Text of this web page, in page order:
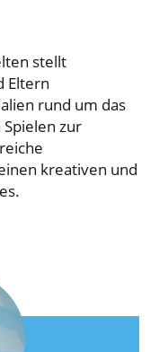
stellt
Eltern
rund um das
zur
kreativen und